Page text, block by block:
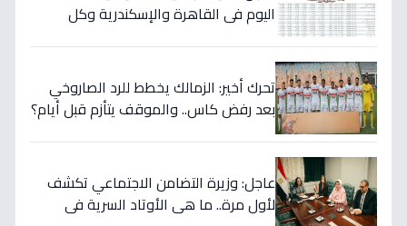
اليوم في القاهرة والإسكندرية وكل
تحرك أخير: الزمالك يخطط للرد الصاروخي
بعد رفض كاس.. والموقف يتأزم قبل أيام؟
عاجل: وزيرة التضامن الاجتماعي تكشف
لأول مرة.. ما هي الأوتاد السرية في